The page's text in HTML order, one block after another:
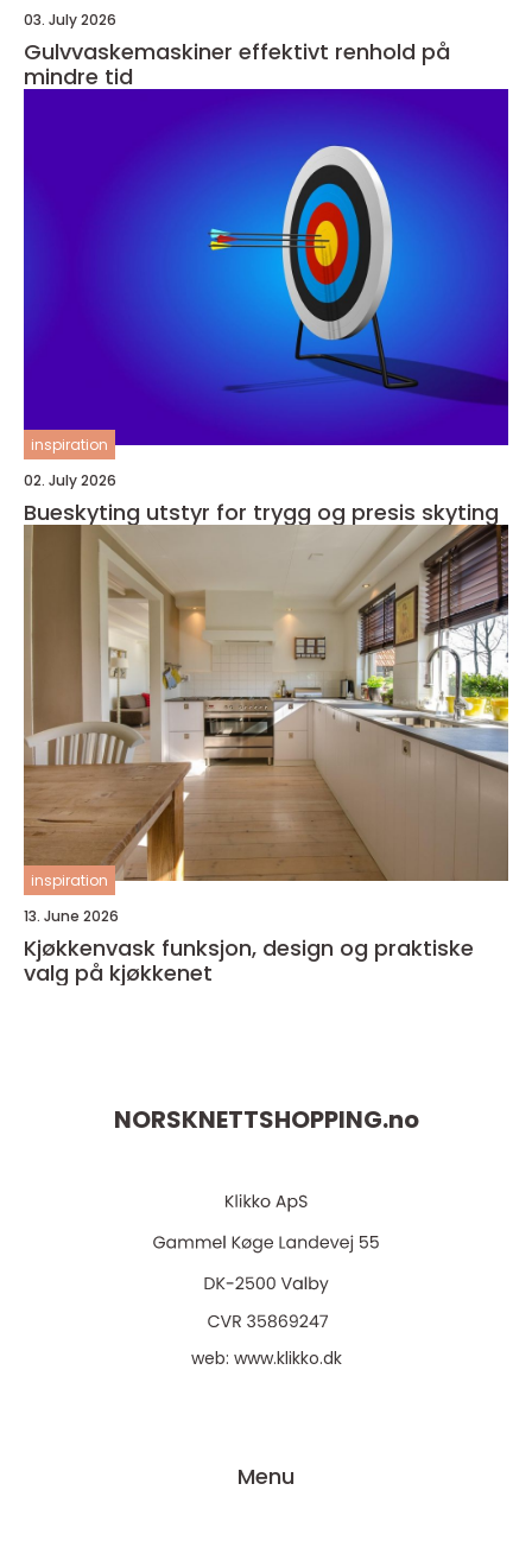
03. July 2026
Gulvvaskemaskiner effektivt renhold på
mindre tid
inspiration
02. July 2026
Bueskyting utstyr for trygg og presis skyting
inspiration
13. June 2026
Kjøkkenvask funksjon, design og praktiske
valg på kjøkkenet
NORSKNETTSHOPPING.no
web: www.klikko.dk
Menu